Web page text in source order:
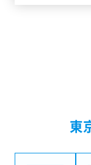
東